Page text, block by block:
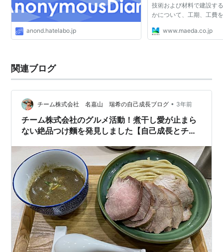
anond.hatelabo.jp
技術および材料で建設す
かについて、工期、工費
www.maeda.co.jp
関連ブログ
チーム株式会社 名嘉山 瑞希の自己成長ブログ • 3年前
チーム株式会社のグルメ活動！煮干し愛が止まら
ない絶品つけ麵を発見しました【自己成長とチー